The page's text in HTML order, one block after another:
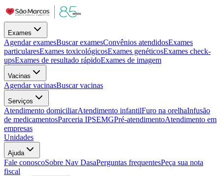
Exames
Agendar examesBuscar examesConvênios atendidosExames
particularesExames toxicológicosExames genéticosExames check-
upsExames de resultado rápidoExames de imagem
Vacinas
Agendar vacinasBuscar vacinas
Serviços
Atendimento domiciliarAtendimento infantilFuro na orelhaInfusão
de medicamentosParceria IPSEMGPré-atendimentoAtendimento em
empresas
Unidades
Ajuda
Fale conoscoSobre Nav DasaPerguntas frequentesPeça sua nota
fiscal